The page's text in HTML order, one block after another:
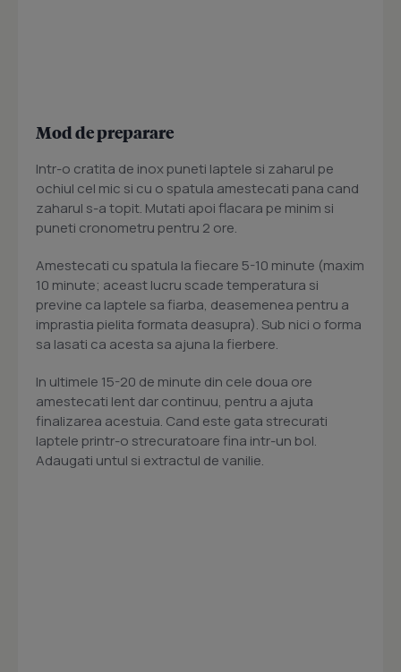
Mod de preparare
Intr-o cratita de inox puneti laptele si zaharul pe
ochiul cel mic si cu o spatula amestecati pana cand
zaharul s-a topit. Mutati apoi flacara pe minim si
puneti cronometru pentru 2 ore.
Amestecati cu spatula la fiecare 5-10 minute (maxim
10 minute; aceast lucru scade temperatura si
previne ca laptele sa fiarba, deasemenea pentru a
imprastia pielita formata deasupra). Sub nici o forma
sa lasati ca acesta sa ajuna la fierbere.
In ultimele 15-20 de minute din cele doua ore
amestecati lent dar continuu, pentru a ajuta
finalizarea acestuia. Cand este gata strecurati
laptele printr-o strecuratoare fina intr-un bol.
Adaugati untul si extractul de vanilie.